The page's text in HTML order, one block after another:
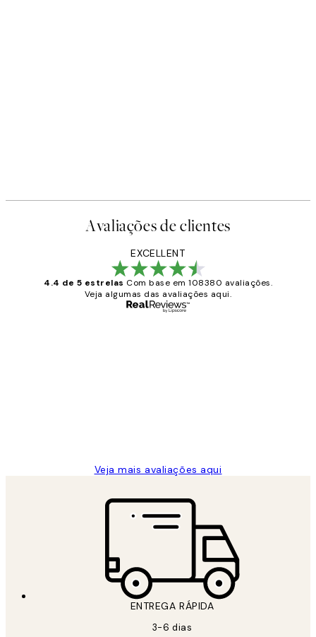
Avaliações de clientes
EXCELLENT
4.4 de 5 estrelas Com base em 108380 avaliações.
Veja algumas das avaliações aqui.
Veja mais avaliações aqui
ENTREGA RÁPIDA
3-6 dias